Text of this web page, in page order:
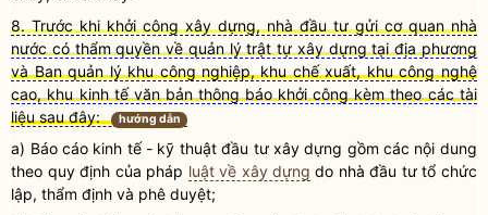
8. Trước khi khởi công xây dựng, nhà đầu tư gửi cơ quan nhà
nước có thẩm quyền về quản lý trật tự xây dựng tại địa phương
và Ban quản lý khu công nghiệp, khu chế xuất, khu công nghệ
cao, khu kinh tế văn bản thông báo khởi công kèm theo các tài
liệu sau đây:
hướng dẫn
a) Báo cáo kinh tế - kỹ thuật đầu tư xây dựng gồm các nội dung
theo quy định của pháp luật về xây dựng do nhà đầu tưtổ chức
lập, thẩm định và phê duyệt;